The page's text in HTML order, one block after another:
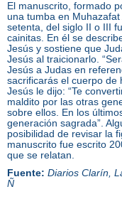
El manuscrito, formado
una tumba en
setenta, del siglo II o III
cainitas. En él se
Jesús y sostiene que
Jesús al traicionarlo.
Jesús a Judas en
sacrificarás el cuerpo de
Jesús le dijo: “Te
maldito por las otras
sobre ellos. En los
generación sagrada”.
posibilidad de revisar la
manuscrito fue escrito
que se relatan.
Fuente: Diarios Clarín,
Ñ